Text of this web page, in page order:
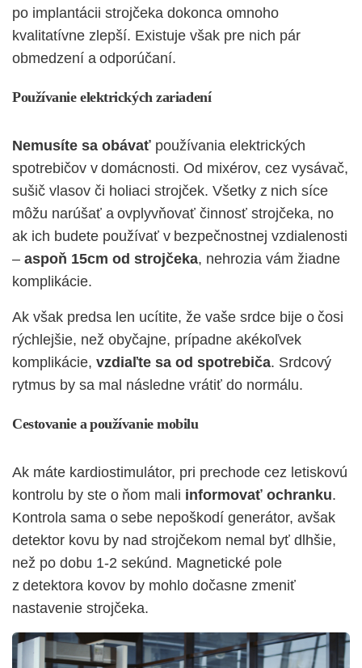
po implantácii strojčeka dokonca omnoho
kvalitatívne zlepší. Existuje však pre nich pár
obmedzení a odporúčaní.
Používanie elektrických zariadení
Nemusíte sa obávať používania elektrických
spotrebičov v domácnosti. Od mixérov, cez vysávač,
sušič vlasov či holiaci strojček. Všetky z nich síce
môžu narúšať a ovplyvňovať činnosť strojčeka, no
ak ich budete používať v bezpečnostnej vzdialenosti
– aspoň 15cm od strojčeka, nehrozia vám žiadne
komplikácie.
Ak však predsa len ucítite, že vaše srdce bije o čosi
rýchlejšie, než obyčajne, prípadne akékoľvek
komplikácie, vzdiaľte sa od spotrebiča. Srdcový
rytmus by sa mal následne vrátiť do normálu.
Cestovanie a používanie mobilu
Ak máte kardiostimulátor, pri prechode cez letiskovú
kontrolu by ste o ňom mali informovať ochranku.
Kontrola sama o sebe nepoškodí generátor, avšak
detektor kovu by nad strojčekom nemal byť dlhšie,
než po dobu 1-2 sekúnd. Magnetické pole
z detektora kovov by mohlo dočasne zmeniť
nastavenie strojčeka.